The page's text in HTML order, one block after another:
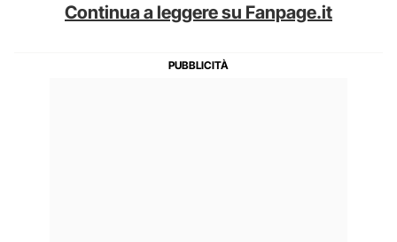
Continua a leggere su Fanpage.it